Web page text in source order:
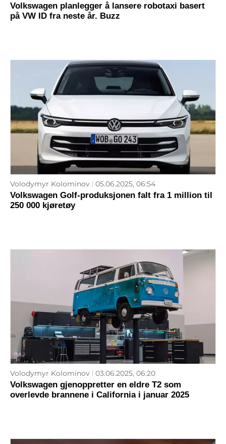
Volkswagen planlegger å lansere robotaxi basert
på VW ID fra neste år. Buzz
Volodymyr Kolominov 05.06.2025, 06:54
Volkswagen Golf-produksjonen falt fra 1 million til
250 000 kjøretøy
Volodymyr Kolominov 03.06.2025, 06:20
Volkswagen gjenoppretter en eldre T2 som
overlevde brannene i California i januar 2025